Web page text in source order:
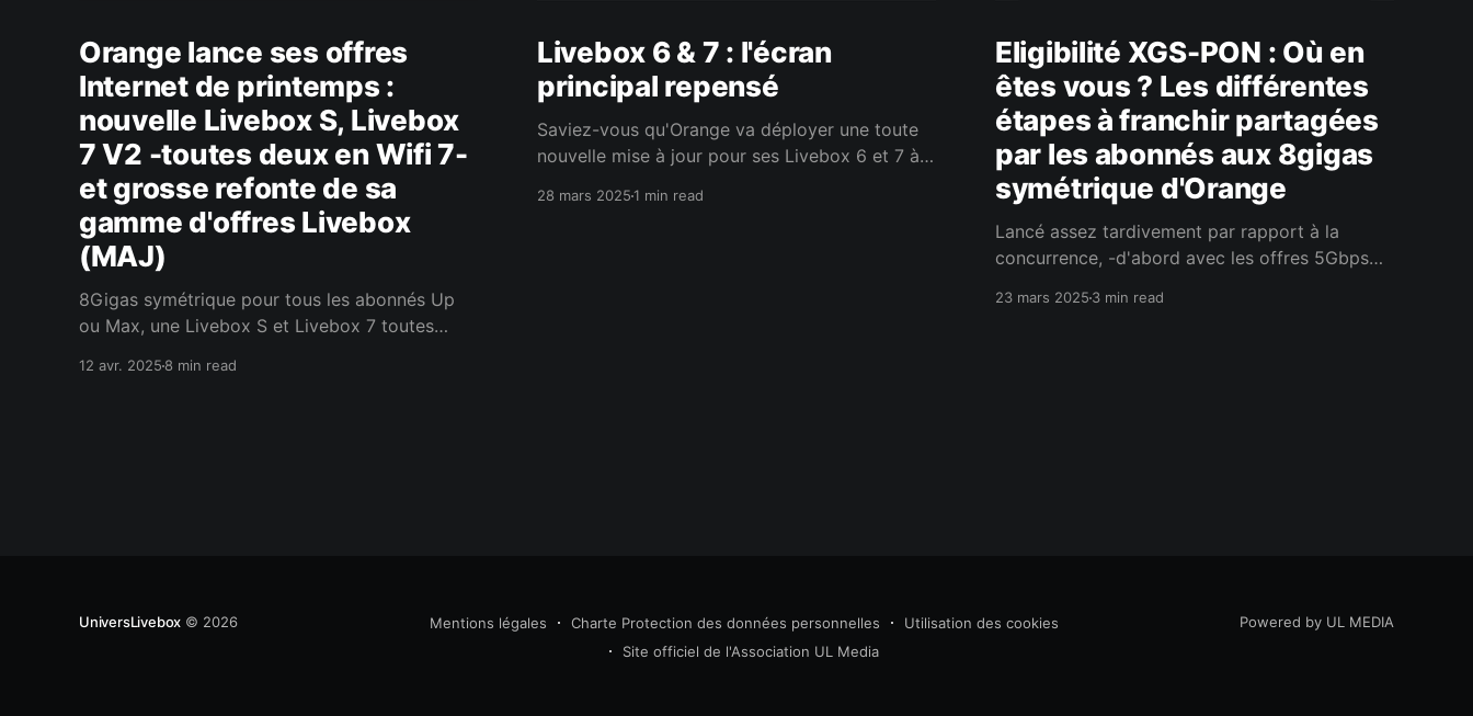
Orange lance ses offres
Internet de printemps :
nouvelle Livebox S, Livebox
7 V2 -toutes deux en Wifi 7-
et grosse refonte de sa
gamme d'offres Livebox
(MAJ)
8Gigas symétrique pour tous les abonnés Up
ou Max, une Livebox S et Livebox 7 toutes
12 avr. 2025 8 min read
Livebox 6 & 7 : l'écran
principal repensé
Saviez-vous qu'Orange va déployer une toute
nouvelle mise à jour pour ses Livebox 6 et 7 à
28 mars 20251 min read
Eligibilité XGS-PON : Où en
êtes vous ? Les différentes
étapes à franchir partagées
par les abonnés aux 8gigas
symétrique d'Orange
Lancé assez tardivement par rapport à la
concurrence, -d'abord avec les offres 5Gbps
23 mars 20253 min read
UniversLivebox © 2026 Mentions légales Charte Protection des données personnelles
Utilisation des cookies
Site officiel de l'Association UL Media
Powered by UL MEDIA